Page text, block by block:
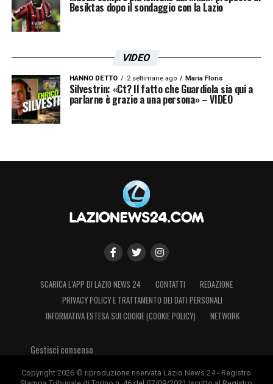
Besiktas dopo il sondaggio con la Lazio
VIDEO
HANNO DETTO 2 settimane ago Maria Floris
Silvestrin: «Ct? Il fatto che Guardiola sia qui a
parlarne è grazie a una persona» – VIDEO
SCARICA L’APP DI LAZIO NEWS 24 CONTATTI
REDAZIONE
PRIVACY POLICY E TRATTAMENTO DEI DATI PERSONALI
INFORMATIVA ESTESA SUI COOKIE (COOKIE POLICY)
NETWORK
Gestisci consenso
Copyright 2026 © riproduzione riservata Lazio News 24 - Registro